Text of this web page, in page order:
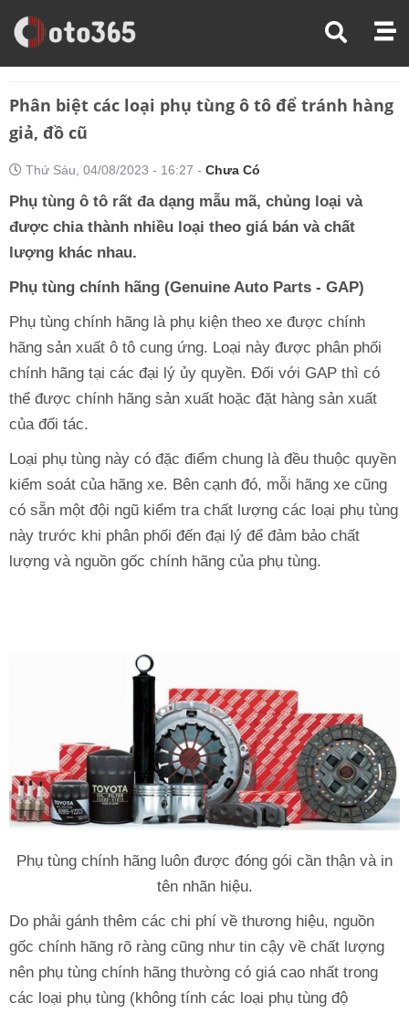
Trang Chủ
Chăm Sóc Xe
Phân biệt các loại phụ tùng ô tô để tránh hàng
giả, đồ cũ
Thứ Sáu, 04/08/2023 - 16:27 - Chưa Có
Phụ tùng ô tô rất đa dạng mẫu mã, chủng loại và
được chia thành nhiều loại theo giá bán và chất
lượng khác nhau.
Phụ tùng chính hãng (Genuine Auto Parts - GAP)
Phụ tùng chính hãng là phụ kiện theo xe được chính
hãng sản xuất ô tô cung ứng. Loại này được phân phối
chính hãng tại các đại lý ủy quyền. Đối với GAP thì có
thể được chính hãng sản xuất hoặc đặt hàng sản xuất
của đối tác.
Loại phụ tùng này có đặc điểm chung là đều thuộc quyền
kiểm soát của hãng xe. Bên cạnh đó, mỗi hãng xe cũng
có sẵn một đội ngũ kiểm tra chất lượng các loại phụ tùng
này trước khi phân phối đến đại lý để đảm bảo chất
lượng và nguồn gốc chính hãng của phụ tùng.
Phụ tùng chính hãng luôn được đóng gói cần thận và in
tên nhãn hiệu.
Do phải gánh thêm các chi phí về thương hiệu, nguồn
gốc chính hãng rõ ràng cũng như tin cậy về chất lượng
nên phụ tùng chính hãng thường có giá cao nhất trong
các loại phụ tùng (không tính các loại phụ tùng độ